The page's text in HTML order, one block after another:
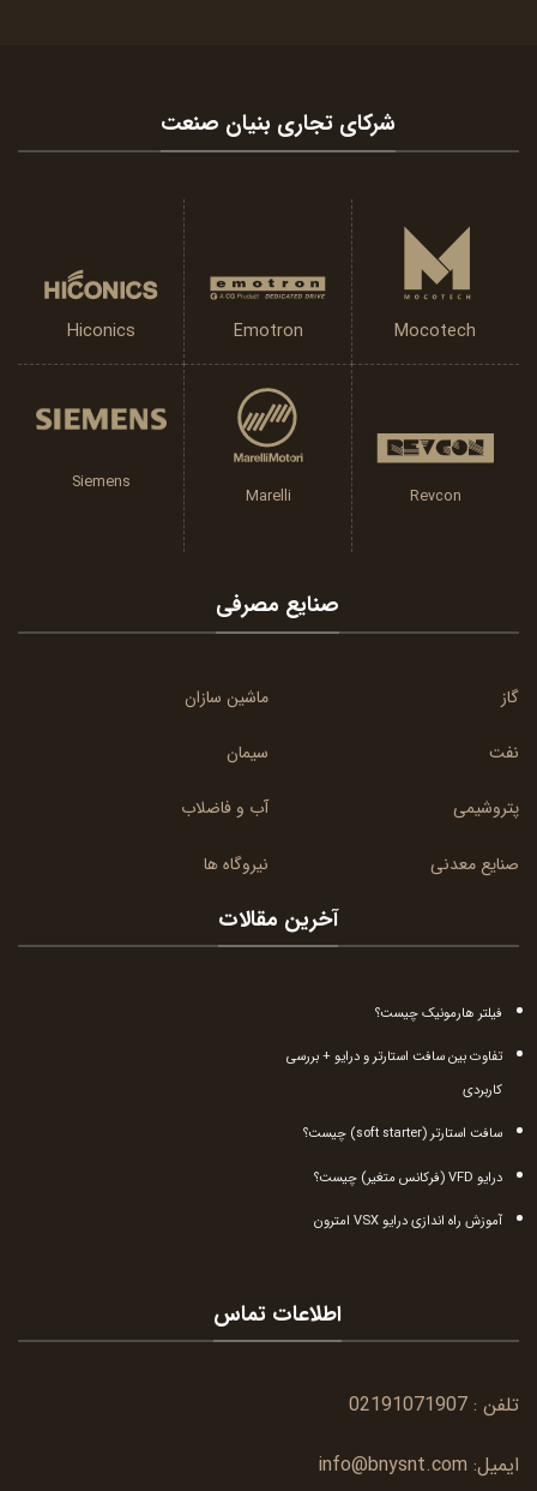
شرکای تجاری بنیان صنعت
Mocotech
Emotron
Hiconics
Revcon
Marelli
Siemens
صنایع مصرفی
گاز
نفت
پتروشیمی
صنایع معدنی
ماشین سازان
سیمان
آب و فاضلاب
نیروگاه ها
آخرین مقالات
فیلتر هارمونیک چیست؟
تفاوت بین سافت استارتر و درایو + بررسی
کاربردی
سافت استارتر (soft starter) چیست؟
درایو VFD (فرکانس متغیر) چیست؟
آموزش راه اندازی درایو VSX امترون
اطلاعات تماس
تلفن : 02191071907
ایمیل: info@bnysnt.com